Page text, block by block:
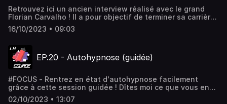
Retrouvez ici un ancien interview réalisé avec le grand
Florian Carvalho ! Il a pour objectif de terminer sa carrière
en beauté sur l'épreuve mythique du marathon aux JO de
Paris 2024 ! Pour plus de contenus, retrouvez moi sur
16/10/2023 • 09:03
EP.20 - Autohypnose (guidée)
#FOCUS - Rentrez en état d'autohypnose facilement
grâce à cette session guidée ! Dîtes moi ce que vous en
pensez par DM : @goflash.off !
02/10/2023 • 13:07